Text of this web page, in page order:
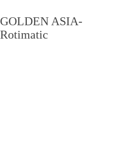
GOLDEN ASIA-
Rotimatic